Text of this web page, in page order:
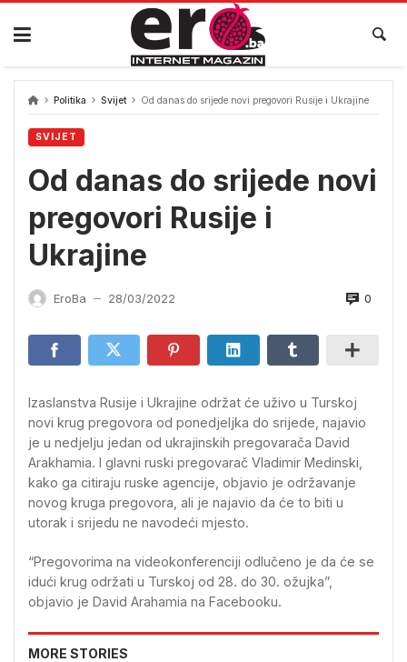
Skip
content
Politika Svijet Od danas do srijede novi pregovori Rusije i Ukrajine
SVIJET
Od danas do srijede novi
pregovori Rusije i
Ukrajine
EroBa — 28/03/2022 0
Izaslanstva Rusije i Ukrajine održat će uživo u Turskoj
novi krug pregovora od ponedjeljka do srijede, najavio
je u nedjelju jedan od ukrajinskih pregovarača David
Arakhamia. I glavni ruski pregovarač Vladimir Medinski,
kako ga citiraju ruske agencije, objavio je održavanje
novog kruga pregovora, ali je najavio da će to biti u
utorak i srijedu ne navodeći mjesto.
“Pregovorima na videokonferenciji odlučeno je da će se
idući krug održati u Turskoj od 28. do 30. ožujka”,
objavio je David Arahamia na Facebooku.
MORE STORIES